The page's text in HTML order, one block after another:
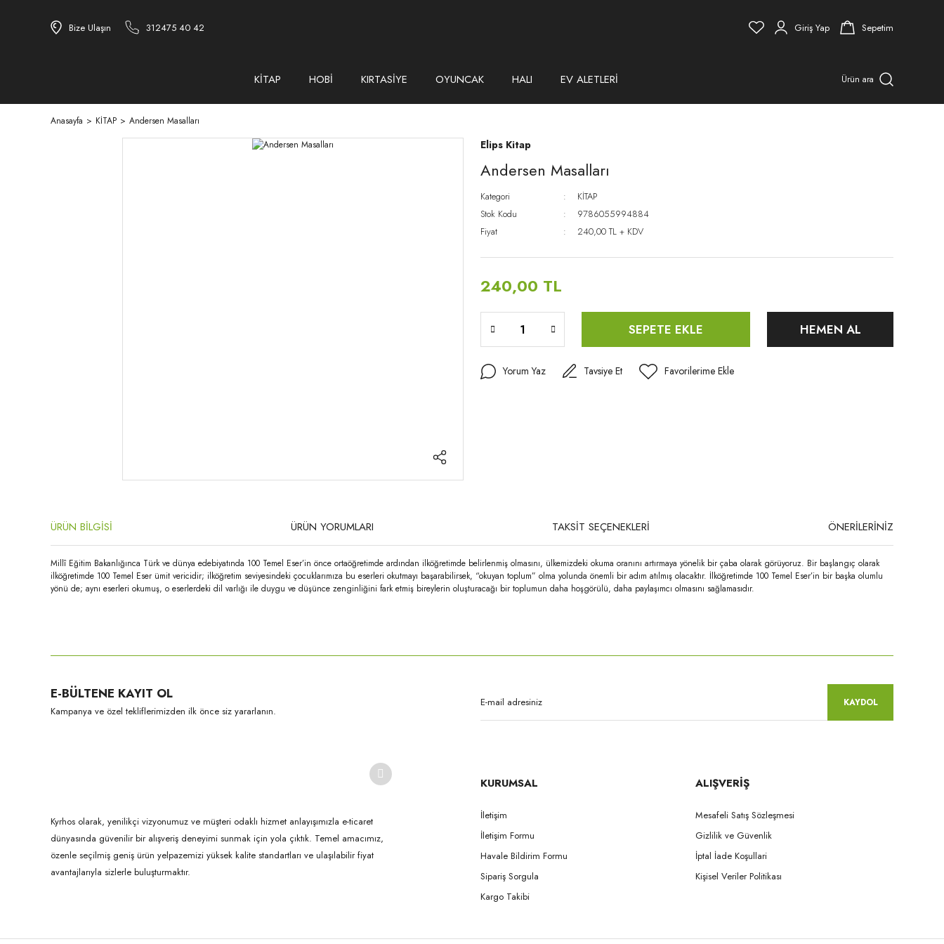
Bize Ulaşın 312475 40 42 Giriş Yap Sepetim
KİTAP HOBİ KIRTASİYE OYUNCAK HALI EV ALETLERİ Ürün ara
Anasayfa KİTAP Andersen Masalları
Elips Kitap
Andersen Masalları
Kategori
KİTAP
Stok Kodu
9786055994884
Fiyat
240,00 TL + KDV
240,00 TL
SEPETE EKLE HEMEN AL
Yorum Yaz Tavsiye Et
ÜRÜN BİLGİSİ ÜRÜN YORUMLARI TAKSİT SEÇENEKLERİ ÖNERİLERİNİZ
Millî Eğitim Bakanlığınca Türk ve dünya edebiyatında 100 Temel Eser’in önce ortaöğretimde ardından ilköğretimde belirlenmiş olmasını, ülkemizdeki okuma oranını artırmaya yönelik bir çaba olarak görüyoruz. Bir başlangıç olarak
ilköğretimde 100 Temel Eser ümit vericidir; ilköğretim seviyesindeki çocuklarımıza bu eserleri okutmayı başarabilirsek, “okuyan toplum” olma yolunda önemli bir adım atılmış olacaktır. İlköğretimde 100 Temel Eser’in bir başka olumlu
yönü de; aynı eserleri okumuş, o eserlerdeki dil varlığı ile duygu ve düşünce zenginliğini fark etmiş bireylerin oluşturacağı bir toplumun daha hoşgörülü, daha paylaşımcı olmasını sağlamasıdır.
Ürün açıklamasında eksik bilgiler bulunuyor.
Ürün bilgilerinde hatalar bulunuyor.
E-BÜLTENE KAYIT OL
Kampanya ve özel tekliflerimizden ilk önce siz yararlanın.
KAYDOL
Kyrhos olarak, yenilikçi vizyonumuz ve müşteri odaklı hizmet anlayışımızla e-ticaret
dünyasında güvenilir bir alışveriş deneyimi sunmak için yola çıktık. Temel amacımız,
özenle seçilmiş geniş ürün yelpazemizi yüksek kalite standartları ve ulaşılabilir fiyat
avantajlarıyla sizlerle buluşturmaktır.
KURUMSAL
İletişim
İletişim Formu
Havale Bildirim Formu
Sipariş Sorgula
Kargo Takibi
ALIŞVERİŞ
Mesafeli Satış Sözleşmesi
Gizlilik ve Güvenlik
İptal İade Koşullari
Kişisel Veriler Politikası